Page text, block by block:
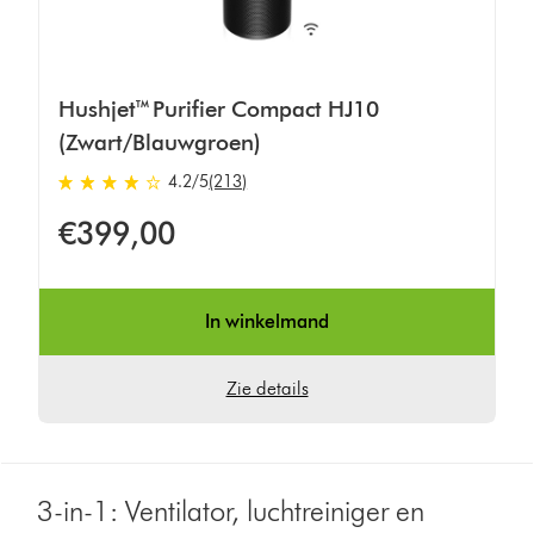
Hushjet™ Purifier Compact HJ10
(Zwart/Blauwgroen)
4.2
sterren
van
4.2/5(213)
€399,00
In winkelmand
Zie details
3-in-1: Ventilator, luchtreiniger en